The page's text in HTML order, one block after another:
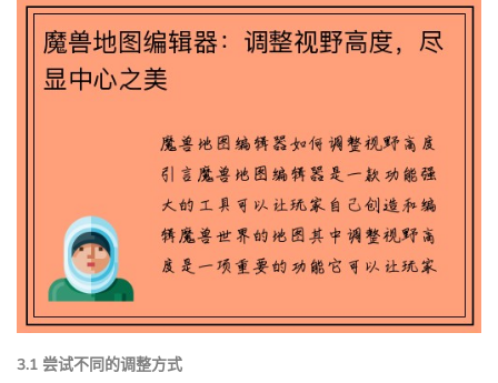
3.1 尝试不同的调整方式